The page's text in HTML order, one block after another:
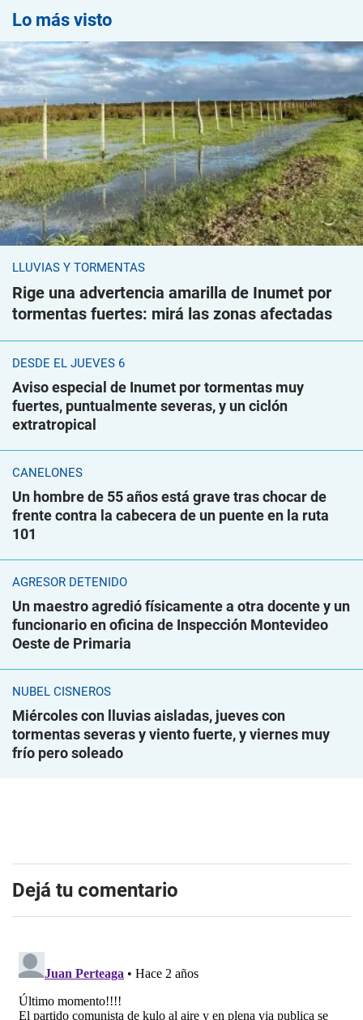
Lo más visto
LLUVIAS Y TORMENTAS
Rige una advertencia amarilla de Inumet por
tormentas fuertes: mirá las zonas afectadas
DESDE EL JUEVES 6
Aviso especial de Inumet por tormentas muy
fuertes, puntualmente severas, y un ciclón
extratropical
CANELONES
Un hombre de 55 años está grave tras chocar de
frente contra la cabecera de un puente en la ruta
101
AGRESOR DETENIDO
Un maestro agredió físicamente a otra docente y un
funcionario en oficina de Inspección Montevideo
Oeste de Primaria
NUBEL CISNEROS
Miércoles con lluvias aisladas, jueves con
tormentas severas y viento fuerte, y viernes muy
frío pero soleado
Dejá tu comentario